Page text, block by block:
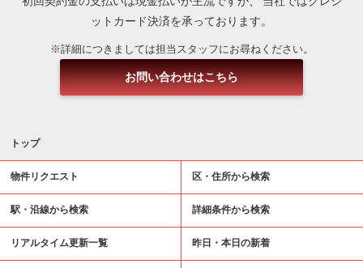
ットカード決済を承っております。
※詳細につきましては担当スタッフにお尋ねください。
お問い合わせはこちら
トップ
物件リクエスト 区・住所から検索
駅・沿線から検索 詳細条件から検索
リアルタイム更新一覧 昨日・本日の新着